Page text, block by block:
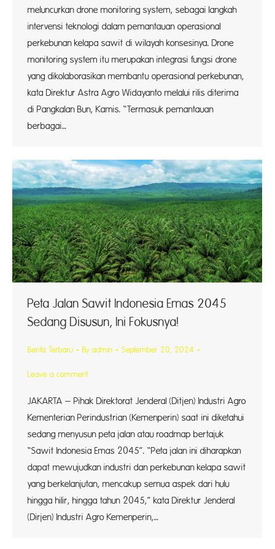
meluncurkan drone monitoring system, sebagai langkah
intervensi teknologi dalam pemantauan operasional
perkebunan kelapa sawit di wilayah konsesinya. Drone
monitoring system itu merupakan integrasi fungsi drone
yang dikolaborasikan membantu operasional perkebunan,
kata Direktur Astra Agro Widayanto melalui rilis diterima
di Pangkalan Bun, Kamis. “Termasuk pemantauan
berbagai…
Peta Jalan Sawit Indonesia Emas 2045
Sedang Disusun, Ini Fokusnya!
Berita Terbaru By admin September 20, 2024
Leave a comment
JAKARTA – Pihak Direktorat Jenderal (Ditjen) Industri Agro
Kementerian Perindustrian (Kemenperin) saat ini diketahui
sedang menyusun peta jalan atau roadmap bertajuk
“Sawit Indonesia Emas 2045”. “Peta jalan ini diharapkan
dapat mewujudkan industri dan perkebunan kelapa sawit
yang berkelanjutan, mencakup semua aspek dari hulu
hingga hilir, hingga tahun 2045,” kata Direktur Jenderal
(Dirjen) Industri Agro Kemenperin,…